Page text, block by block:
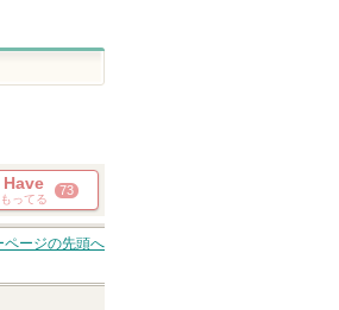
Have
もってる
73
ページの先頭へ